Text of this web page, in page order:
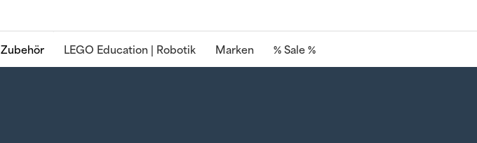
Zubehör LEGO Education | Robotik Marken % Sale %